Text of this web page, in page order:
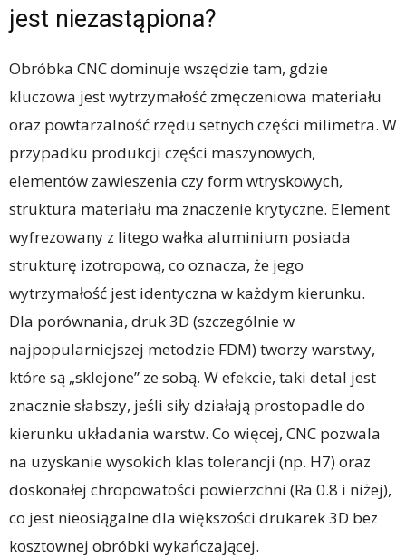
jest niezastąpiona?
Obróbka CNC dominuje wszędzie tam, gdzie
kluczowa jest wytrzymałość zmęczeniowa materiału
oraz powtarzalność rzędu setnych części milimetra. W
przypadku produkcji części maszynowych,
elementów zawieszenia czy form wtryskowych,
struktura materiału ma znaczenie krytyczne. Element
wyfrezowany z litego wałka aluminium posiada
strukturę izotropową, co oznacza, że jego
wytrzymałość jest identyczna w każdym kierunku.
Dla porównania, druk 3D (szczególnie w
najpopularniejszej metodzie FDM) tworzy warstwy,
które są „sklejone” ze sobą. W efekcie, taki detal jest
znacznie słabszy, jeśli siły działają prostopadle do
kierunku układania warstw. Co więcej, CNC pozwala
na uzyskanie wysokich klas tolerancji (np. H7) oraz
doskonałej chropowatości powierzchni (Ra 0.8 i niżej),
co jest nieosiągalne dla większości drukarek 3D bez
kosztownej obróbki wykańczającej.